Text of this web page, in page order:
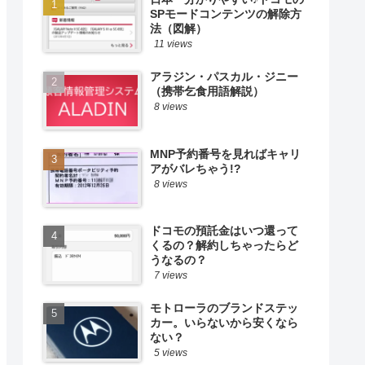
SPモードコンテンツの解除方
法（図解）
11 views
アラジン・パスカル・ジニー
（携帯乞食用語解説）
8 views
MNP予約番号を見ればキャリ
アがバレちゃう!?
8 views
ドコモの預託金はいつ還って
くるの？解約しちゃったらど
うなるの？
7 views
モトローラのブランドステッ
カー。いらないから安くなら
ない？
5 views